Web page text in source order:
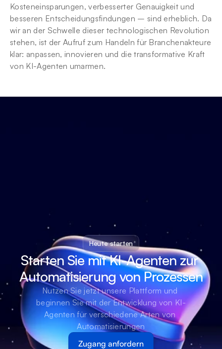
Kosteneinsparungen, verbesserter Genauigkeit und
besseren Entscheidungsfindungen – sind erheblich. Da
wir an der Schwelle dieser technologischen Revolution
stehen, ist der Aufruf zum Handeln für Branchenakteure
klar: anpassen, innovieren und die transformative Kraft
von KI-Agenten umarmen.
Heute starten
Starten Sie mit KI-Agenten zur
Automatisierung von Prozessen
Nutzen Sie jetzt unsere Plattform und
beginnen Sie mit der Entwicklung von KI-
Agenten für verschiedene Arten von
Automatisierungen
Zugang anfordern